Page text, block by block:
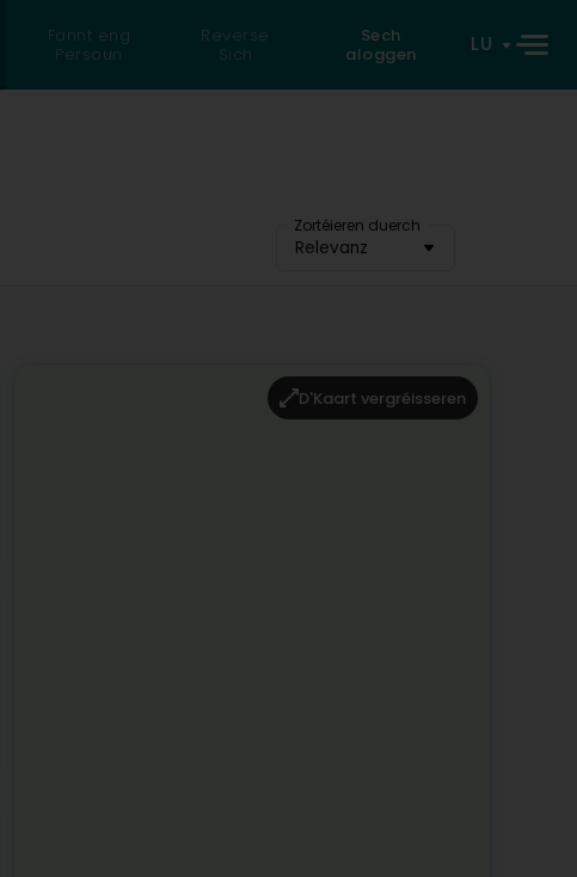
Fannt eng
Persoun
Reverse
Sich
Sech
aloggen
LU
Zortéieren duerch
Relevanz
D'Kaart vergréisseren